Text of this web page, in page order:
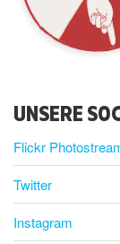
UNSERE
Flickr
Twitter
Instagram